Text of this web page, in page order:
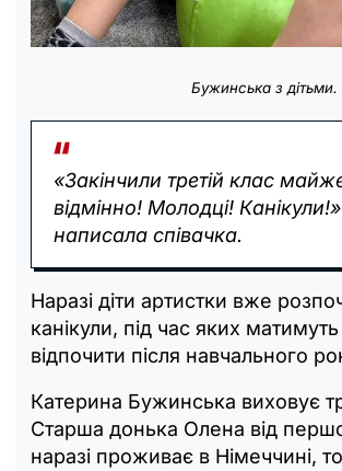
Бужинська з
«Закінчили третій клас
відмінно! Молодці!
написала співачка.
Наразі діти артистки вже
канікули, під час яких
відпочити після навчального
Катерина Бужинська виховує
Старша донька Олена від
наразі проживає в Німеччині,